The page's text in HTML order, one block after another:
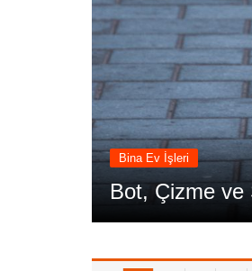
Bina Ev İşleri
Bot, Çizme ve